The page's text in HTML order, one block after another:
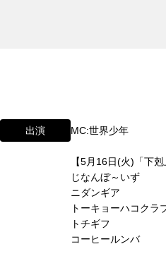
出演 MC:世界少年
【5月16日(火)「下
じなんぼ～いず
ニダンギア
トーキョーハコクラ
トチギフ
コーヒールンバ